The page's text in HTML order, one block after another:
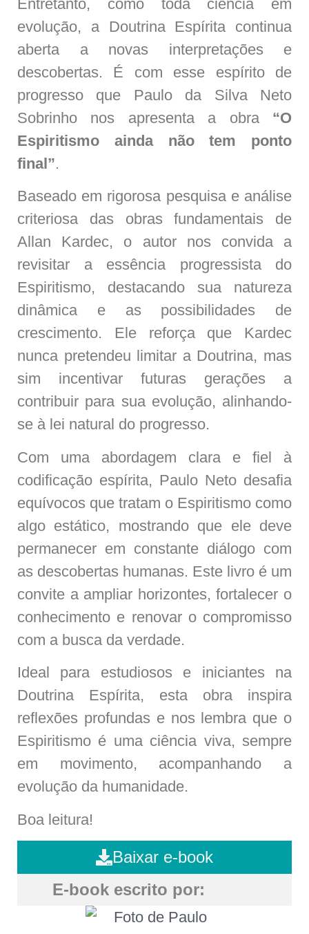
Entretanto, como toda ciência em
evolução, a Doutrina Espírita continua
aberta a novas interpretações e
descobertas. É com esse espírito de
progresso que Paulo da Silva Neto
Sobrinho nos apresenta a obra “O
Espiritismo ainda não tem ponto
final”.
Baseado em rigorosa pesquisa e análise
criteriosa das obras fundamentais de
Allan Kardec, o autor nos convida a
revisitar a essência progressista do
Espiritismo, destacando sua natureza
dinâmica e as possibilidades de
crescimento. Ele reforça que Kardec
nunca pretendeu limitar a Doutrina, mas
sim incentivar futuras gerações a
contribuir para sua evolução, alinhando-
se à lei natural do progresso.
Com uma abordagem clara e fiel à
codificação espírita, Paulo Neto desafia
equívocos que tratam o Espiritismo como
algo estático, mostrando que ele deve
permanecer em constante diálogo com
as descobertas humanas. Este livro é um
convite a ampliar horizontes, fortalecer o
conhecimento e renovar o compromisso
com a busca da verdade.
Ideal para estudiosos e iniciantes na
Doutrina Espírita, esta obra inspira
reflexões profundas e nos lembra que o
Espiritismo é uma ciência viva, sempre
em movimento, acompanhando a
evolução da humanidade.
Boa leitura!
Baixar e-book
E-book escrito por: